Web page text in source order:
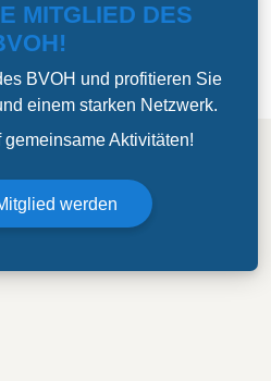
MITGLIED DES
BVOH und profitieren Sie
einem starken Netzwerk.
Aktivitäten!
werden